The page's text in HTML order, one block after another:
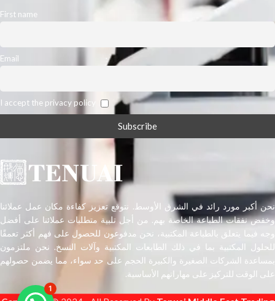
First name
Email
نحن أكبر مورد رائد في الشرق الأوسط. نتوقع تعزيز كفاءة مكان عمل عملائنا
وخفض نفقات الطباعة الخاصة بهم. من أجل تلبية متطلبات عملائنا على أفضل
وجه فيما يتعلق بالطباعة المكتبية، نحن مدفوعون للحصول على فهم أكثر تعمقًا
للحلول المكتبية بما في ذلك الطابعات المكتبية وآلات النسخ. نحن ملتزمون
بمساعدة الشركات الصغيرة والكبيرة الحجم على حد سواء، مما يضمن حصولهم
على الوقت للتركيز على مهاراتهم الأساسية.
1